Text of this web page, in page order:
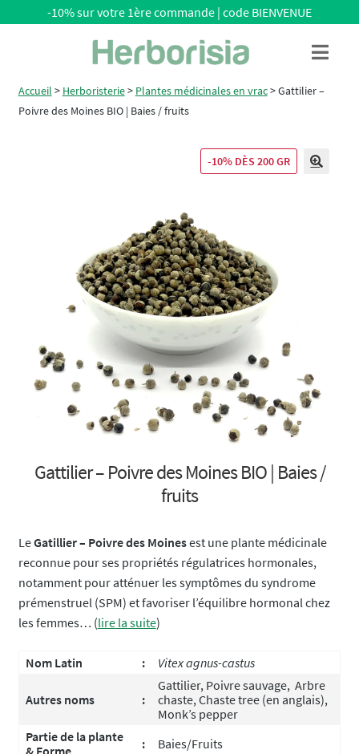
navigation
-10% sur votre 1ère commande | code BIENVENUE
Menu
Accueil > Herboristerie> Plantes médicinales en vrac>Gattilier –
Poivre des Moines BIO | Baies / fruits
-10% DÈS 200 GR
Gattilier – Poivre des Moines BIO | Baies /
fruits
LeGatillier – Poivre des Moinesest une plante médicinale
reconnue pour ses propriétés régulatrices hormonales,
notamment pour atténuer les symptômes du syndrome
prémenstruel (SPM) et favoriser l’équilibre hormonal chez
les femmes… (lire la suite)
Nom Latin : Vitex agnus-castus
Autres noms :
Gattilier, Poivre sauvage, Arbre
chaste, Chaste tree (en anglais),
Monk’s pepper
Partie de la plante
:
Baies/Fruits